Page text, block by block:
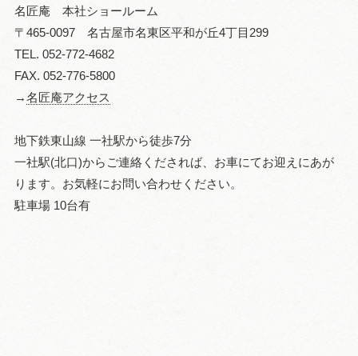
名匠庵 本社ショールーム
〒465-0097 名古屋市名東区平和が丘4丁目299
TEL. 052-772-4682
FAX. 052-776-5800
→名匠庵アクセス
地下鉄東山線 一社駅から徒歩7分
一社駅(北口)からご連絡くだされば、お車にてお迎えにあが
ります。お気軽にお問い合わせください。
駐車場 10台有